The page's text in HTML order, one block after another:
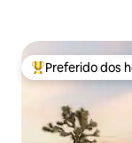
Entre os
Preferido dos